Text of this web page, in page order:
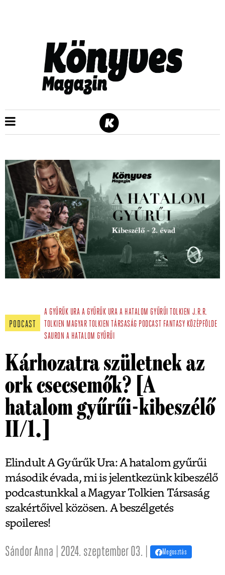
PODCAST
A GYŰRŰK URA A GYŰRŰK URA A HATALOM GYŰRŰI TOLKIEN J.R.R.
TOLKIEN MAGYAR TOLKIEN TÁRSASÁG PODCAST FANTASY KÖZÉPFÖLDE
SAURON A HATALOM GYŰRŰI
Kárhozatra születnek az
ork csecsemők? [A
hatalom gyűrűi-kibeszélő
II/1.]
Elindult A Gyűrűk Ura: A hatalom gyűrűi
második évada, mi is jelentkezünk kibeszélő
podcastunkkal a Magyar Tolkien Társaság
szakértőivel közösen. A beszélgetés
spoileres!
Sándor Anna | 2024. szeptember 03. | Megosztás